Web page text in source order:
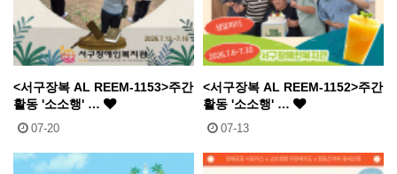
<서구장복 AL REEM-1153>주간
활동 '소소행' …
07-20
<서구장복 AL REEM-1152>주간
활동 '소소행' …
07-13